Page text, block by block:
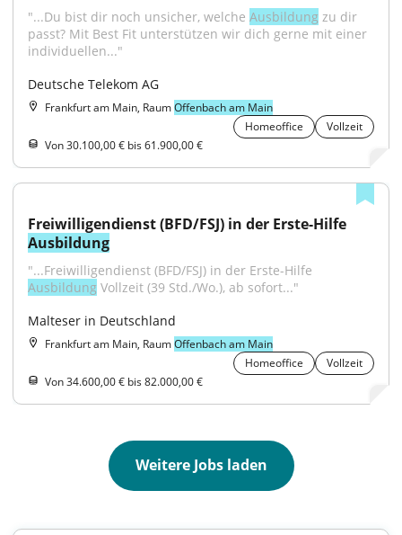
"...Du bist dir noch unsicher, welche Ausbildung zu dir
passt? Mit Best Fit unterstützen wir dich gerne mit einer
individuellen..."
Deutsche Telekom AG
Frankfurt am Main, RaumOffenbach am Main
Homeoffice
Vollzeit
Von 30.100,00 € bis 61.900,00 €
Ausbildung
Ausbildung Vollzeit (39 Std./Wo.), ab sofort..."
Malteser in Deutschland
Frankfurt am Main, RaumOffenbach am Main
Homeoffice
Vollzeit
Von 34.600,00 € bis 82.000,00 €
Weitere Jobs laden